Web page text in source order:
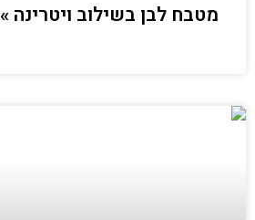
מטבח לבן בשילוב ויטרינה »